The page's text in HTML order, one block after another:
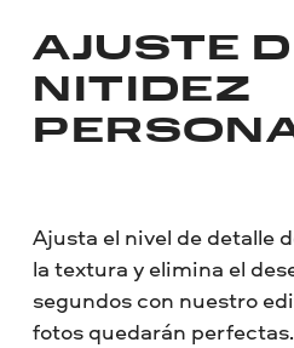
AJUSTE
NITIDEZ
Ajusta el nivel de detalle
la textura y elimina el
segundos con nuestro
fotos quedarán perfectas.